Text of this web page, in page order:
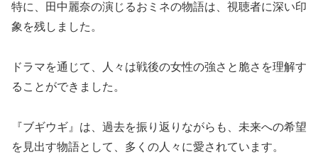
特に、田中麗奈の演じるおミネの物語は、視聴者に深い印
象を残しました。
ドラマを通じて、人々は戦後の女性の強さと脆さを理解す
ることができました。
『ブギウギ』は、過去を振り返りながらも、未来への希望
を見出す物語として、多くの人々に愛されています。